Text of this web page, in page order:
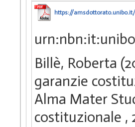
https://
Billè, Roberta
garanzie
Alma Mater
costituzionale ,